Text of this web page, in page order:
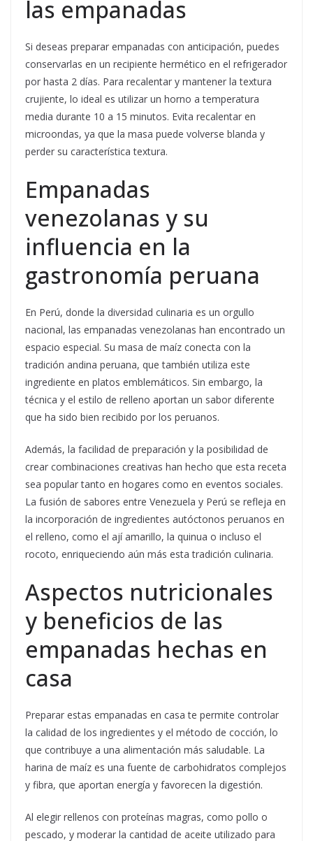
las empanadas
Si deseas preparar empanadas con anticipación, puedes
conservarlas en un recipiente hermético en el refrigerador
por hasta 2 días. Para recalentar y mantener la textura
crujiente, lo ideal es utilizar un horno a temperatura
media durante 10 a 15 minutos. Evita recalentar en
microondas, ya que la masa puede volverse blanda y
perder su característica textura.
Empanadas
venezolanas y su
influencia en la
gastronomía peruana
En Perú, donde la diversidad culinaria es un orgullo
nacional, las empanadas venezolanas han encontrado un
espacio especial. Su masa de maíz conecta con la
tradición andina peruana, que también utiliza este
ingrediente en platos emblemáticos. Sin embargo, la
técnica y el estilo de relleno aportan un sabor diferente
que ha sido bien recibido por los peruanos.
Además, la facilidad de preparación y la posibilidad de
crear combinaciones creativas han hecho que esta receta
sea popular tanto en hogares como en eventos sociales.
La fusión de sabores entre Venezuela y Perú se refleja en
la incorporación de ingredientes autóctonos peruanos en
el relleno, como el ají amarillo, la quinua o incluso el
rocoto, enriqueciendo aún más esta tradición culinaria.
Aspectos nutricionales
y beneficios de las
empanadas hechas en
casa
Preparar estas empanadas en casa te permite controlar
la calidad de los ingredientes y el método de cocción, lo
que contribuye a una alimentación más saludable. La
harina de maíz es una fuente de carbohidratos complejos
y fibra, que aportan energía y favorecen la digestión.
Al elegir rellenos con proteínas magras, como pollo o
pescado, y moderar la cantidad de aceite utilizado para